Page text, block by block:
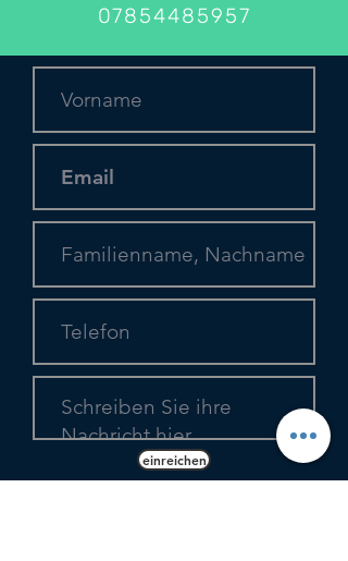
07854485957
einreichen